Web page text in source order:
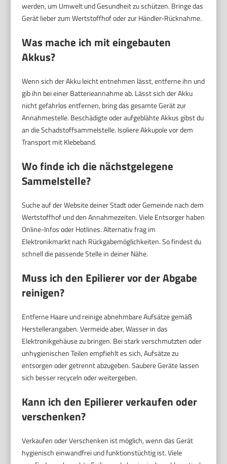
werden, um Umwelt und Gesundheit zu schützen. Bringe das
Gerät lieber zum Wertstoffhof oder zur Händler-Rücknahme.
Was mache ich mit eingebauten
Akkus?
Wenn sich der Akku leicht entnehmen lässt, entferne ihn und
gib ihn bei einer Batterieannahme ab. Lässt sich der Akku
nicht gefahrlos entfernen, bring das gesamte Gerät zur
Annahmestelle. Beschädigte oder aufgeblähte Akkus gibst du
an die Schadstoffsammelstelle. Isoliere Akkupole vor dem
Transport mit Klebeband.
Wo finde ich die nächstgelegene
Sammelstelle?
Suche auf der Website deiner Stadt oder Gemeinde nach dem
Wertstoffhof und den Annahmezeiten. Viele Entsorger haben
Online-Infos oder Hotlines. Alternativ frag im
Elektronikmarkt nach Rückgabemöglichkeiten. So findest du
schnell die passende Stelle in deiner Nähe.
Muss ich den Epilierer vor der Abgabe
reinigen?
Entferne Haare und reinige abnehmbare Aufsätze gemäß
Herstellerangaben. Vermeide aber, Wasser in das
Elektronikgehäuse zu bringen. Bei stark verschmutzten oder
unhygienischen Teilen empfiehlt es sich, Aufsätze zu
entsorgen oder getrennt abzugeben. Saubere Geräte lassen
sich besser recyceln oder weitergeben.
Kann ich den Epilierer verkaufen oder
verschenken?
Verkaufen oder Verschenken ist möglich, wenn das Gerät
hygienisch einwandfrei und funktionstüchtig ist. Viele